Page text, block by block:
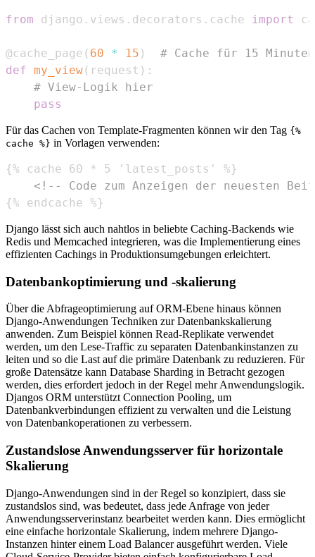
from django . views . decorators . cache import
@cache_page ( 60 * 15 )
# Cache für 15 Minuten
def my_view( request ) :
# View-Logik hier
pass
Für das Cachen von Template-Fragmenten können wir den Tag {%
cache %} in Vorlagen verwenden:
<!-- Code zum Anzeigen der neuesten
{% endcache %}
Django lässt sich auch nahtlos in beliebte Caching-Backends wie
Redis und Memcached integrieren, was die Implementierung eines
effizienten Cachings in Produktionsumgebungen erleichtert.
Datenbankoptimierung und -skalierung
Über die Abfrageoptimierung auf ORM-Ebene hinaus können
Django-Anwendungen Techniken zur Datenbankskalierung
anwenden. Zum Beispiel können Read-Replikate verwendet
werden, um den Lese-Traffic zu separaten Datenbankinstanzen zu
leiten und so die Last auf die primäre Datenbank zu reduzieren. Für
große Datensätze kann Database Sharding in Betracht gezogen
werden, dies erfordert jedoch in der Regel mehr Anwendungslogik.
Djangos ORM unterstützt Connection Pooling, um
Datenbankverbindungen effizient zu verwalten und die Leistung
von Datenbankoperationen zu verbessern.
Zustandslose Anwendungsserver für horizontale
Skalierung
Django-Anwendungen sind in der Regel so konzipiert, dass sie
zustandslos sind, was bedeutet, dass jede Anfrage von jeder
Anwendungsserverinstanz bearbeitet werden kann. Dies ermöglicht
eine einfache horizontale Skalierung, indem mehrere Django-
Instanzen hinter einem Load Balancer ausgeführt werden. Viele